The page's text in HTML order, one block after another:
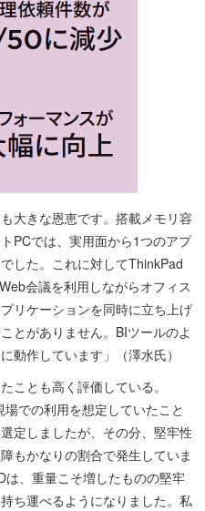
大きな恩恵です。搭載メモリ容
PCでは、実用面から1つのアプ
した。これに対してThinkPad
会議を利用しながらオフィス
リケーションを同時に立ち上げ
とがありません。BIツールのよ
動作しています」（澤水氏）
ことも高く評価している。
場での利用を想定していたこと
定しましたが、その分、堅牢性
もかなりの割合で発生していま
、重量こそ増したものの堅牢
ち運べるようになりました。私